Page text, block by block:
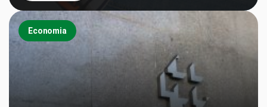
Economia